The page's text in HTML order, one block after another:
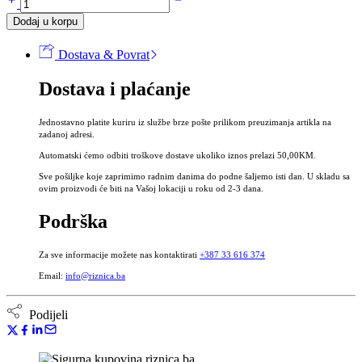
DRVO
eterićno
10ml
Dodaj u korpu
Dostava & Povrat
Dostava i plaćanje
Jednostavno platite kuriru iz službe brze pošte prilikom preuzimanja artikla na
zadanoj adresi.
Automatski ćemo odbiti troškove dostave ukoliko iznos prelazi 50,00KM.
Sve pošiljke koje zaprimimo radnim danima do podne šaljemo isti dan. U skladu sa
ovim proizvodi će biti na Vašoj lokaciji u roku od 2-3 dana.
Podrška
Za sve informacije možete nas kontaktirati +387 33 616 374
Email: info@riznica.ba
Podijeli